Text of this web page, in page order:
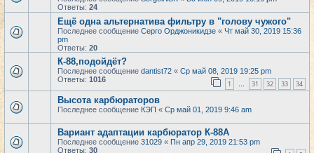
Ответы: 24
Ещё одна альтернатива фильтру в "голову чужого"
Последнее сообщение Серго Орджоникидзе « Чт май 30, 2019 15:36
pm
Ответы: 20
К-88,подойдёт?
Последнее сообщение dantist72 « Ср май 08, 2019 19:25 pm
Ответы: 1016 1 … 31 32 33 34
Высота карбюраторов
Последнее сообщение КЭП « Ср май 01, 2019 9:46 am
Вариант адаптации карбюратор К-88А
Последнее сообщение 31029 « Пн апр 29, 2019 21:53 pm
Ответы: 30